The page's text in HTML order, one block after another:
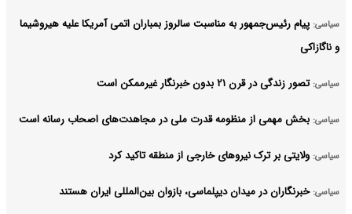
سیاسی: پیام رئیس‌جمهور به مناسبت سالروز بمباران اتمی آمریکا علیه هیروشیما
و ناگازاکی
سیاسی: تصور زندگی در قرن ۲۱ بدون خبرنگار غیرممکن است
سیاسی: بخش مهمی از منظومه قدرت ملی در مجاهدت‌های اصحاب رسانه است
سیاسی: ولایتی بر ترک نیروهای خارجی از منطقه تاکید کرد
سیاسی: خبرنگاران در میدان دیپلماسی، بازوان بین‌المللی ایران هستند